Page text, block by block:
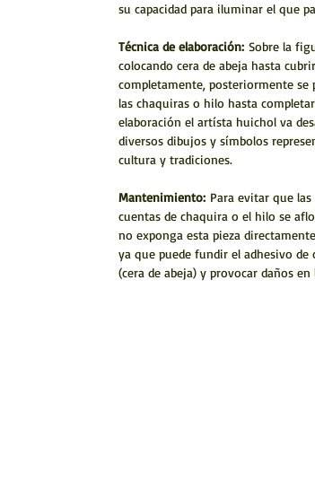
su capacidad para iluminar el que
Técnica de elaboración: Sobre la
colocando cera de abeja hasta
completamente, posteriormente se
las chaquiras o hilo hasta
elaboración el artísta huichol va
diversos dibujos y símbolos
cultura y tradiciones.
Mantenimiento: Para evitar que
cuentas de chaquira o el hilo se
no exponga esta pieza
ya que puede fundir el adhesivo de
(cera de abeja) y provocar daños en